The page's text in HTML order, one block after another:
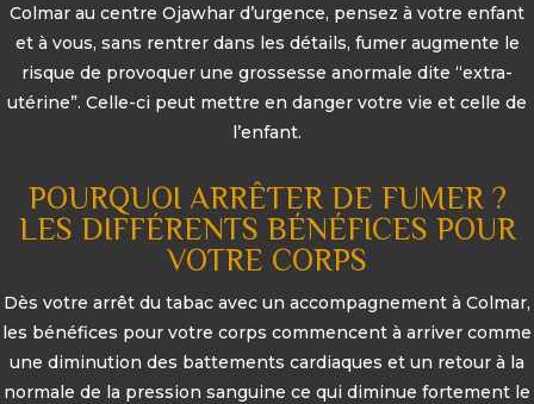
Colmar au centre Ojawhar d’urgence, pensez à votre enfant
et à vous, sans rentrer dans les détails, fumer augmente le
risque de provoquer une grossesse anormale dite “extra-
utérine”. Celle-ci peut mettre en danger votre vie et celle de
l’enfant.
POURQUOI ARRÊTER DE FUMER ?
LES DIFFÉRENTS BÉNÉFICES POUR
VOTRE CORPS
Dès votre arrêt du tabac avec un accompagnement à Colmar,
les bénéfices pour votre corps commencent à arriver comme
une diminution des battements cardiaques et un retour à la
normale de la pression sanguine ce qui diminue fortement le